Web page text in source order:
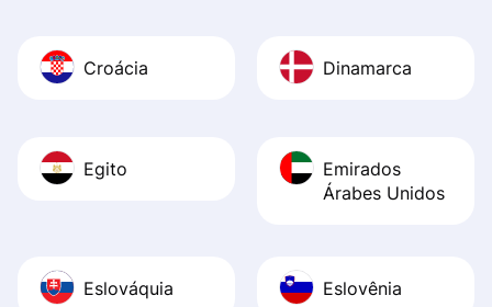
Croácia Dinamarca
Egito
Emirados
Árabes Unidos
Eslováquia Eslovênia